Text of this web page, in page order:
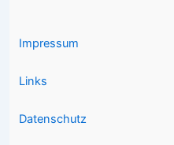
Impressum
Links
Datenschutz